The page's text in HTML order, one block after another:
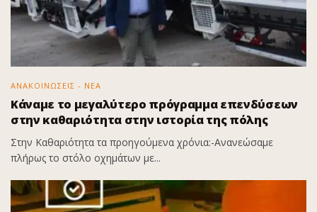
ΑΝΑΚΟΙΝΩΣΕΙΣ - ΝΕΑ
Κάναμε το μεγαλύτερο πρόγραμμα επενδύσεων
στην καθαριότητα στην ιστορία της πόλης
Στην Καθαριότητα τα προηγούμενα χρόνια:-Ανανεώσαμε
πλήρως το στόλο οχημάτων με...